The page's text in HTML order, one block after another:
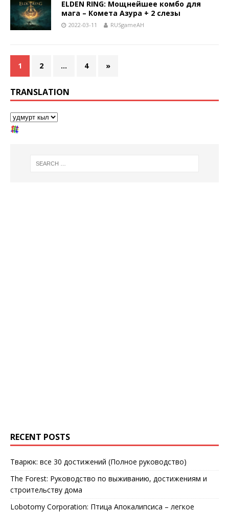
ELDEN RING: Мощнейшее комбо для
мага – Комета Азура + 2 слезы
2022-03-11 RUSgameAH
1 2 … 4 »
TRANSLATION
RECENT POSTS
Тварюк: все 30 достижений (Полное руководство)
The Forest: Руководство по выживанию, достижениям и
строительству дома
Lobotomy Corporation: Птица Апокалипсиса – легкое